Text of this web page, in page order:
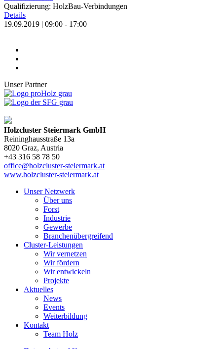
Qualifizierung: HolzBau-Verbindungen
Details
19.09.2019 | 09:00 - 17:00
Unser Partner
Holzcluster Steiermark GmbH
Reininghausstraße 13a
8020 Graz, Austria
+43 316 58 78 50
office@holzcluster-steiermark.at
www.holzcluster-steiermark.at
Unser Netzwerk
Über uns
Forst
Industrie
Gewerbe
Branchenübergreifend
Cluster-Leistungen
Wir vernetzen
Wir fördern
Wir entwickeln
Projekte
Aktuelles
News
Events
Weiterbildung
Kontakt
Team Holz